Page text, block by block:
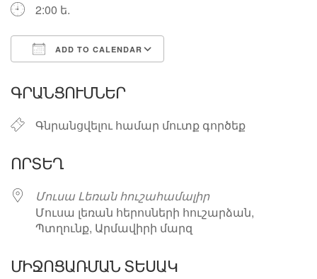
2:00 ե.
ADD TO CALENDAR
ԳՐԱՆՑՈՒՄՆԵՐ
Գնրանցվելու համար մուտք գործեք
ՈՐՏԵՂ
Մուսա Լեռան հուշահամալիր
Մուսա լեռան հերոսների հուշարձան,
Պտղունք, Արմավիրի մարզ
ՄԻՋՈՑԱՌՄԱՆ ՏԵՍԱԿ